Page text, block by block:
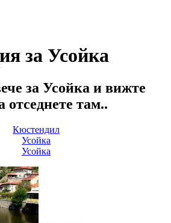
за Усойка
за Усойка и вижте
отседнете там..
Кюстендил
Усойка
Усойка